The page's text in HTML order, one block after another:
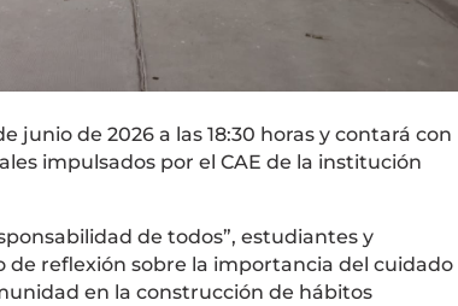
junio de 2026 a las 18:30 horas y contará con
impulsados por el CAE de la institución
de todos”, estudiantes y
de reflexión sobre la importancia del cuidado
en la construcción de hábitos